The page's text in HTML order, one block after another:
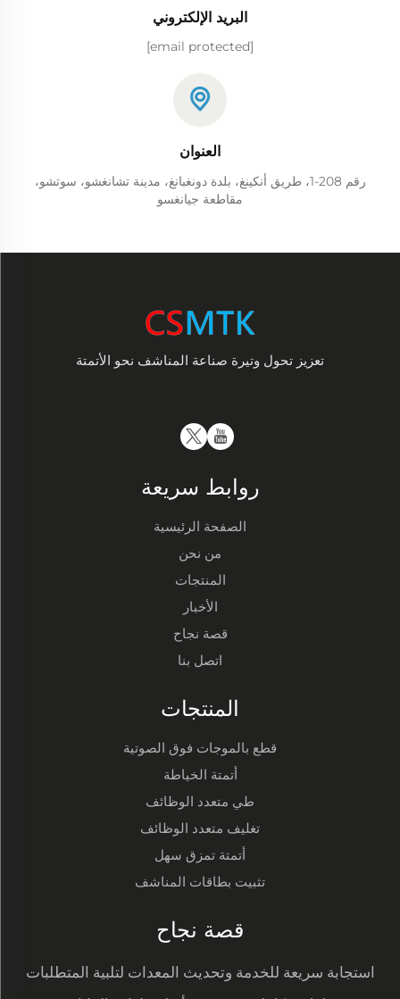
البريد الإلكتروني
[email protected]
العنوان
رقم 208-1، طريق أنكينغ، بلدة دونغبانغ، مدينة تشانغشو، سوتشو،
مقاطعة جيانغسو
تعزيز تحول وتيرة صناعة المناشف نحو الأتمتة
روابط سريعة
الصفحة الرئيسية
من نحن
المنتجات
الأخبار
قصة نجاح
اتصل بنا
المنتجات
قطع بالموجات فوق الصوتية
أتمتة الخياطة
طي متعدد الوظائف
تغليف متعدد الوظائف
أتمتة تمزق سهل
تثبيت بطاقات المناشف
قصة نجاح
استجابة سريعة للخدمة وتحديث المعدات لتلبية المتطلبات